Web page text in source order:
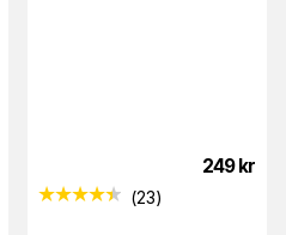
249 kr
(23)